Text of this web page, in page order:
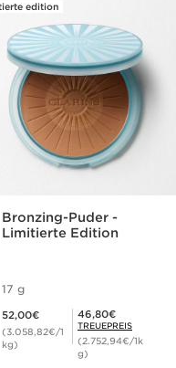
edition
Bronzing-Puder -
Limitierte Edition
17 g
52,00€
(3.058,82€/1
kg)
Mitgliederpreis 46,80€
46,80€
TREUEPREIS
(2.752,94€/1k
g)